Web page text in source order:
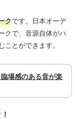
クです。日本オーデ
クで、音源自体がハ
とができます。
場感のある音が楽